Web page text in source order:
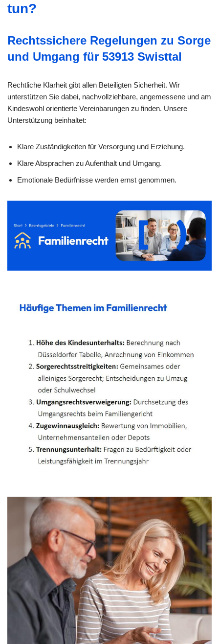
tun?
Rechtssichere Regelungen zu Sorge
und Umgang für 53913 Swisttal
Rechtliche Klarheit gibt allen Beteiligten Sicherheit. Wir
unterstützen Sie dabei, nachvollziehbare, angemessene und am
Kindeswohl orientierte Vereinbarungen zu finden. Unsere
Unterstützung beinhaltet:
Klare Zuständigkeiten für Versorgung und Erziehung.
Klare Absprachen zu Aufenthalt und Umgang.
Emotionale Bedürfnisse werden ernst genommen.